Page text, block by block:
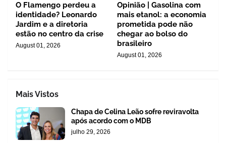
O Flamengo perdeu a
identidade? Leonardo
Jardim e a diretoria
estão no centro da crise
August 01, 2026
Opinião | Gasolina com
mais etanol: a economia
prometida pode não
chegar ao bolso do
brasileiro
August 01, 2026
Mais Vistos
Chapa de Celina Leão sofre reviravolta
após acordo com o MDB
julho 29, 2026